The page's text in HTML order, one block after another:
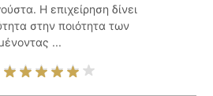
Η επιχείρηση δίνει
στην ποιότητα των
...